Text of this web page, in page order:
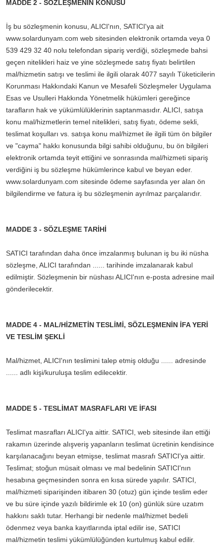
MADDE 2 - SÖZLEŞMENİN KONUSU
İş bu sözleşmenin konusu, ALICI'nın, SATICI'ya ait
www.solardunyam.com web sitesinden elektronik ortamda veya 0
539 429 32 40 nolu telefondan sipariş verdiği, sözleşmede bahsi
geçen nitelikleri haiz ve yine sözleşmede satış fiyatı belirtilen
mal/hizmetin satışı ve teslimi ile ilgili olarak 4077 sayılı Tüketicilerin
Korunması Hakkındaki Kanun ve Mesafeli Sözleşmeler Uygulama
Esas ve Usulleri Hakkında Yönetmelik hükümleri gereğince
tarafların hak ve yükümlülüklerinin saptanmasıdır. ALICI, satışa
konu mal/hizmetlerin temel nitelikleri, satış fiyatı, ödeme sekli,
teslimat koşulları vs. satışa konu mal/hizmet ile ilgili tüm ön bilgiler
ve "cayma" hakkı konusunda bilgi sahibi olduğunu, bu ön bilgileri
elektronik ortamda teyit ettiğini ve sonrasında mal/hizmeti sipariş
verdiğini iş bu sözleşme hükümlerince kabul ve beyan eder.
www.solardunyam.com sitesinde ödeme sayfasında yer alan ön
bilgilendirme ve fatura iş bu sözleşmenin ayrılmaz parçalarıdır.
MADDE 3 - SÖZLEŞME TARİHİ
SATICI tarafından daha önce imzalanmış bulunan iş bu iki nüsha
sözleşme, ALICI tarafından ...... tarihinde imzalanarak kabul
edilmiştir. Sözleşmenin bir nüshası ALICI'nın e-posta adresine mail
gönderilecektir.
MADDE 4 - MAL/HİZMETİN TESLİMİ, SÖZLEŞMENİN İFA YERİ
VE TESLİM ŞEKLİ
Mal/hizmet, ALICI'nın teslimini talep etmiş olduğu ...... adresinde
...... adlı kişi/kuruluşa teslim edilecektir.
MADDE 5 - TESLİMAT MASRAFLARI VE İFASI
Teslimat masrafları ALICI'ya aittir. SATICI, web sitesinde ilan ettiği
rakamın üzerinde alışveriş yapanların teslimat ücretinin kendisince
karşılanacağını beyan etmişse, teslimat masrafı SATICI'ya aittir.
Teslimat; stoğun müsait olması ve mal bedelinin SATICI'nın
hesabına geçmesinden sonra en kısa sürede yapılır. SATICI,
mal/hizmeti siparişinden itibaren 30 (otuz) gün içinde teslim eder
ve bu süre içinde yazılı bildirimle ek 10 (on) günlük süre uzatım
hakkını saklı tutar. Herhangi bir nedenle mal/hizmet bedeli
ödenmez veya banka kayıtlarında iptal edilir ise, SATICI
mal/hizmetin teslimi yükümlülüğünden kurtulmuş kabul edilir.